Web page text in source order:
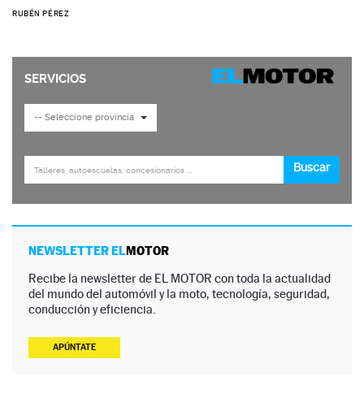
RUBÉN PÉREZ
NEWSLETTER ELMOTOR
Recibe la newsletter de EL MOTOR con toda la actualidad
del mundo del automóvil y la moto, tecnología, seguridad,
conducción y eficiencia.
APÚNTATE